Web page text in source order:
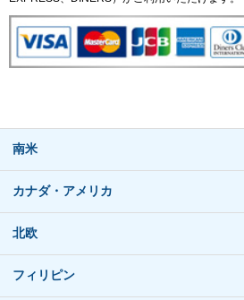
南米
カナダ・アメリカ
北欧
フィリピン